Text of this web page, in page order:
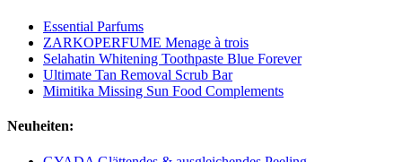
Essential Parfums
ZARKOPERFUME Menage à trois
Selahatin Whitening Toothpaste Blue Forever
Ultimate Tan Removal Scrub Bar
Mimitika Missing Sun Food Complements
Neuheiten: